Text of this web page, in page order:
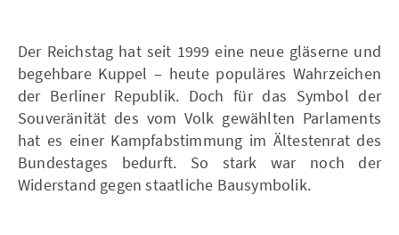
Der Reichstag hat seit 1999 eine neue gläserne und
begehbare Kuppel – heute populäres Wahrzeichen
der Berliner Republik. Doch für das Symbol der
Souveränität des vom Volk gewählten Parlaments
hat es einer Kampfabstimmung im Ältestenrat des
Bundestages bedurft. So stark war noch der
Widerstand gegen staatliche Bausymbolik.